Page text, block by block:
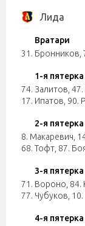
Лида
Вратари
31. Бронников
1-я пятерка
74. Залитов
17. Ипатов 90.
2-я пятерка
8. Макаревич
68. Тофт 87.
3-я пятерка
71. Вороно 84.
77. Чубуков
4-я пятерка